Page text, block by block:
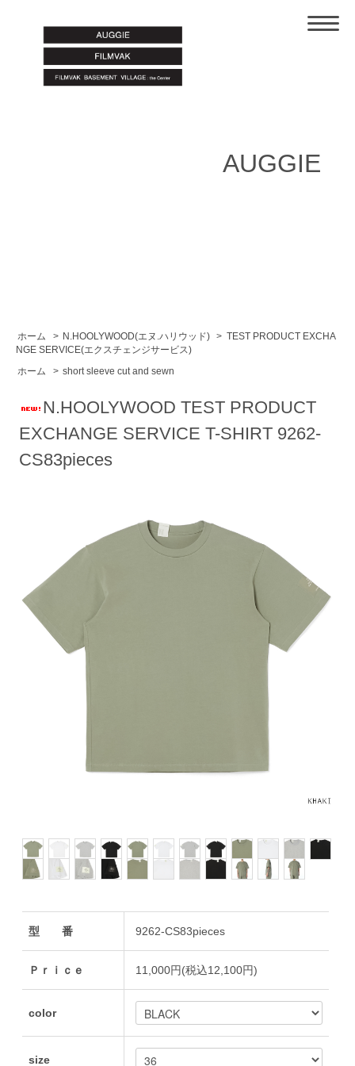
AUGGIE
ホーム > N.HOOLYWOOD(エヌ.ハリウッド) > TEST PRODUCT EXCHA
NGE SERVICE(エクスチェンジサービス)
ホーム
> short sleeve cut and sewn
N.HOOLYWOOD TEST PRODUCT
EXCHANGE SERVICE T-SHIRT 9262-
CS83pieces
型 番 9262-CS83pieces
Ｐｒｉｃｅ 11,000円(税込12,100円)
color
size